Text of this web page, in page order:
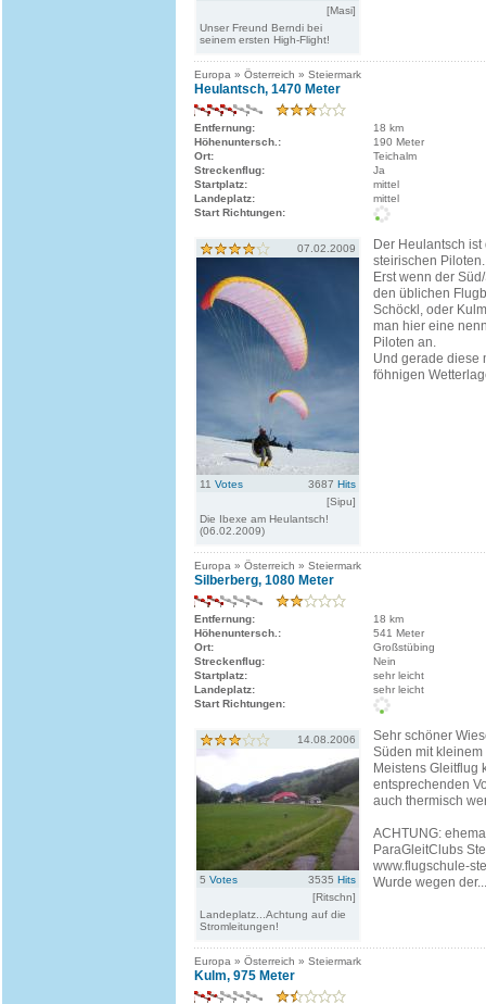
[Masi]
Unser Freund Berndi bei
seinem ersten High-Flight!
Europa » Österreich » Steiermark
Heulantsch, 1470 Meter
Entfernung:
18 km
Höhenuntersch.:
190 Meter
Ort:
Teichalm
Streckenflug:
Ja
Startplatz:
mittel
Landeplatz:
mittel
Start Richtungen:
07.02.2009
11 Votes 3687 Hits
[Sipu]
Die Ibexe am Heulantsch!
(06.02.2009)
Der Heulantsch
steirischen Piloten.
Erst wenn der
den üblichen
Schöckl, oder
man hier eine
Piloten an.
Und gerade diese
föhnigen
Europa » Österreich » Steiermark
Silberberg, 1080 Meter
Entfernung:
18 km
Höhenuntersch.:
541 Meter
Ort:
Großstübing
Streckenflug:
Nein
Startplatz:
sehr leicht
Landeplatz:
sehr leicht
Start Richtungen:
14.08.2006
5 Votes 3535 Hits
[Ritschn]
Landeplatz...Achtung auf die
Stromleitungen!
Sehr schöner
Süden mit
Meistens Gleitflug
entsprechenden
auch thermisch
ACHTUNG:
ParaGleitClubs
www.flugschule-
Wurde wegen der...
Europa » Österreich » Steiermark
Kulm, 975 Meter